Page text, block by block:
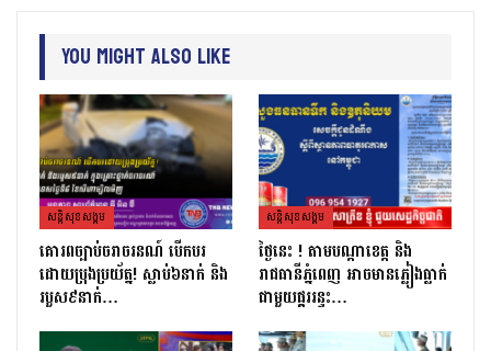
You Might Also Like
សន្តិសុខសង្គម
គោរពច្បាប់ចរាចរនណ៍ បើកបរ
ដោយប្រុងប្រយ័ត្ន! ស្លាប់៦នាក់ និង
របួស៩នាក់…
សន្តិសុខសង្គម
ថ្ងៃនេះ ! តាមបណ្តាខេត្ត និង
រាជធានីភ្នំពេញ អាចមានភ្លៀងធ្លាក់
ជាមួយផ្គររន្ទះ…